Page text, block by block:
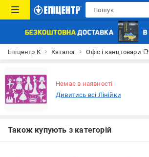
Епіцентр К Каталог Офіс і канцтовари 📑
Немає в наявності
Дивитись всі Лінійки
Також купують з категорій